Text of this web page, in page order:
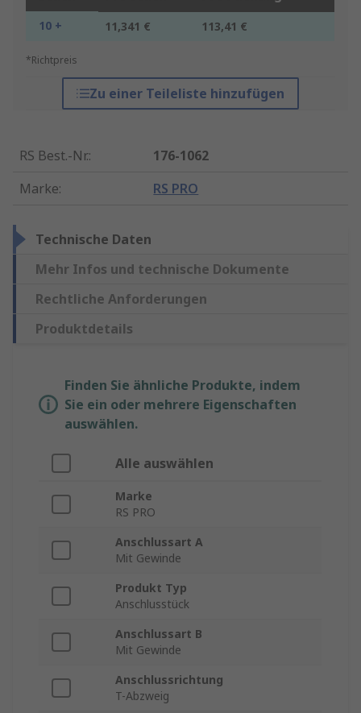
10 + 11,341 € 113,41 €
*Richtpreis
Zu einer Teileliste hinzufügen
RS Best.-Nr.:
176-1062
Marke: RS PRO
Technische Daten
Mehr Infos und technische Dokumente
Rechtliche Anforderungen
Produktdetails
Finden Sie ähnliche Produkte, indem
Sie ein oder mehrere Eigenschaften
auswählen.
Alle auswählen
Marke
RS PRO
Anschlussart A
Mit Gewinde
Produkt Typ
Anschlusstück
Anschlussart B
Mit Gewinde
Anschlussrichtung
T-Abzweig